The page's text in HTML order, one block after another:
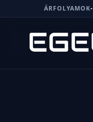
ÁRFOLYAMOK-
Menü